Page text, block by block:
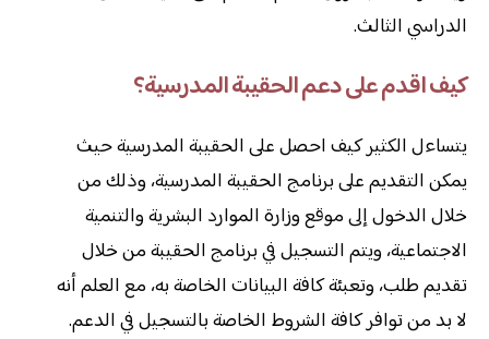
الدراسي الثالث.
كيف اقدم على دعم الحقيبة المدرسية؟
يتساءل الكثير كيف احصل على الحقيبة المدرسية حيث
يمكن التقديم على برنامج الحقيبة المدرسية، وذلك من
خلال الدخول إلى موقع وزارة الموارد البشرية والتنمية
الاجتماعية، ويتم التسجيل في برنامج الحقيبة من خلال
تقديم طلب، وتعبئة كافة البيانات الخاصة به، مع العلم أنه
لا بد من توافر كافة الشروط الخاصة بالتسجيل في الدعم.